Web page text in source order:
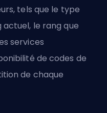
tels que le type
le rang que
services
de codes de
de chaque